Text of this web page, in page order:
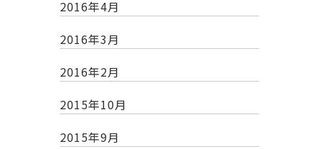
2016年4月
2016年3月
2016年2月
2015年10月
2015年9月